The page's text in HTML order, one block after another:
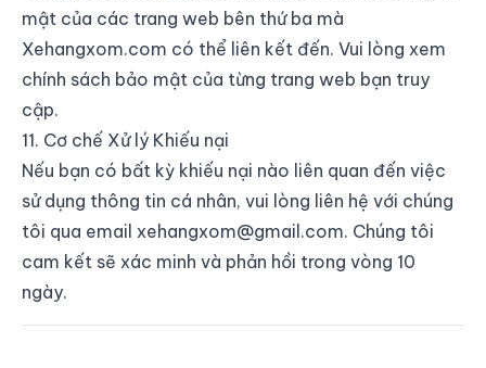
mật của các trang web bên thứ ba mà
Xehangxom.com có thể liên kết đến. Vui lòng xem
chính sách bảo mật của từng trang web bạn truy
cập.
11. Cơ chế Xử lý Khiếu nại
Nếu bạn có bất kỳ khiếu nại nào liên quan đến việc
sử dụng thông tin cá nhân, vui lòng liên hệ với chúng
tôi qua email xehangxom@gmail.com. Chúng tôi
cam kết sẽ xác minh và phản hồi trong vòng 10
ngày.